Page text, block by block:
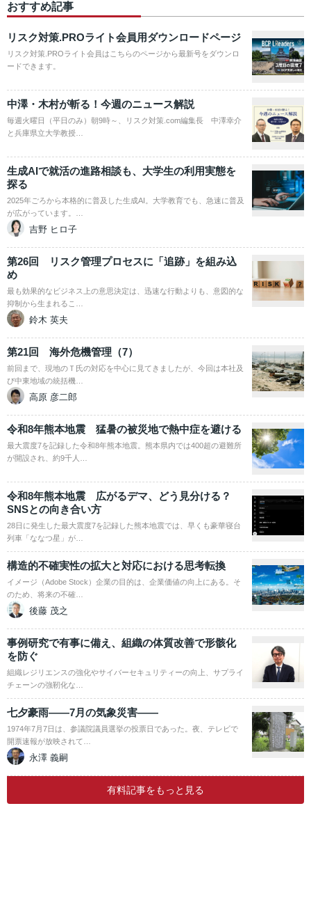
おすすめ記事
リスク対策.PROライト会員用ダウンロードページ
リスク対策.PROライト会員はこちらのページから最新号をダウンロ
ードできます。
中澤・木村が斬る！今週のニュース解説
毎週火曜日（平日のみ）朝9時～、リスク対策.com編集長 中澤幸介
と兵庫県立大学教授…
生成AIで就活の進路相談も、大学生の利用実態を
探る
2025年ごろから本格的に普及した生成AI。大学教育でも、急速に普及
が広がっています。…
吉野 ヒロ子
第26回 リスク管理プロセスに「追跡」を組み込
め
最も効果的なビジネス上の意思決定は、迅速な行動よりも、意図的な
抑制から生まれるこ…
鈴木 英夫
第21回 海外危機管理（7）
前回まで、現地のＴ氏の対応を中心に見てきましたが、今回は本社及
び中東地域の統括機…
高原 彦二郎
令和8年熊本地震 猛暑の被災地で熱中症を避ける
最大震度7を記録した令和8年熊本地震。熊本県内では400超の避難所
が開設され、約9千人…
令和8年熊本地震 広がるデマ、どう見分ける？
SNSとの向き合い方
28日に発生した最大震度7を記録した熊本地震では、早くも豪華寝台
列車「ななつ星」が…
構造的不確実性の拡大と対応における思考転換
イメージ（Adobe Stock）企業の目的は、企業価値の向上にある。そ
のため、将来の不確…
後藤 茂之
事例研究で有事に備え、組織の体質改善で形骸化
を防ぐ
組織レジリエンスの強化やサイバーセキュリティーの向上、サプライ
チェーンの強靭化な…
七夕豪雨――7月の気象災害――
1974年7月7日は、参議院議員選挙の投票日であった。夜、テレビで
開票速報が放映されて…
永澤 義嗣
有料記事をもっと見る